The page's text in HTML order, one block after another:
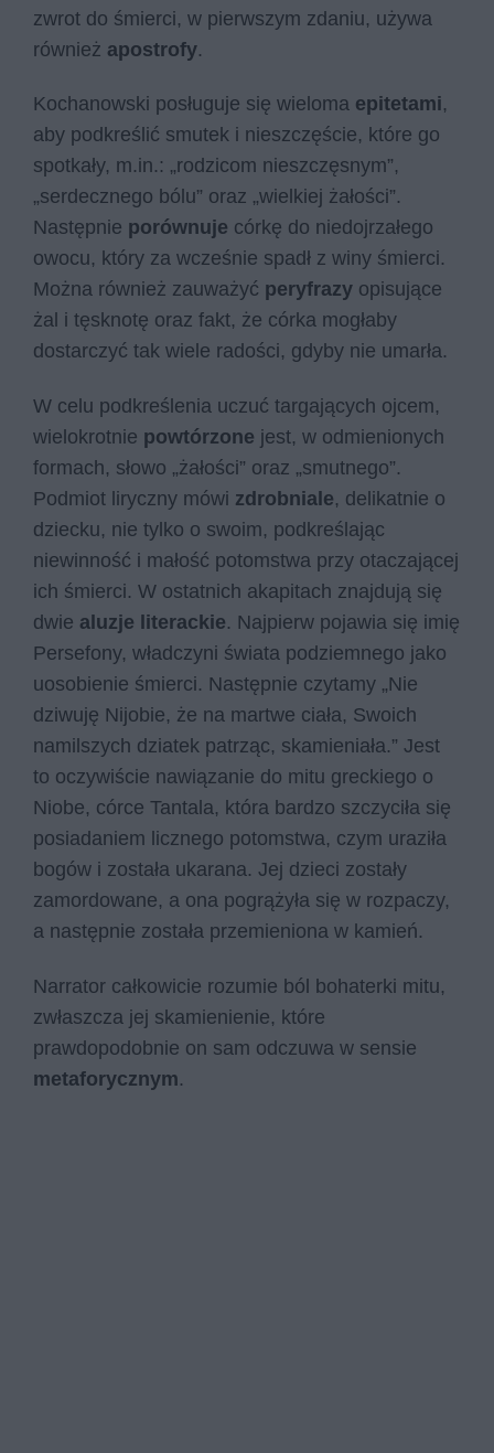
zwrot do śmierci, w pierwszym zdaniu, używa
również apostrofy.
Kochanowski posługuje się wieloma epitetami,
aby podkreślić smutek i nieszczęście, które go
spotkały, m.in.: „rodzicom nieszczęsnym”,
„serdecznego bólu” oraz „wielkiej żałości”.
Następnie porównuje córkę do niedojrzałego
owocu, który za wcześnie spadł z winy śmierci.
Można również zauważyć peryfrazy opisujące
żal i tęsknotę oraz fakt, że córka mogłaby
dostarczyć tak wiele radości, gdyby nie umarła.
W celu podkreślenia uczuć targających ojcem,
wielokrotnie powtórzone jest, w odmienionych
formach, słowo „żałości” oraz „smutnego”.
Podmiot liryczny mówi zdrobniale, delikatnie o
dziecku, nie tylko o swoim, podkreślając
niewinność i małość potomstwa przy otaczającej
ich śmierci. W ostatnich akapitach znajdują się
dwie aluzje literackie. Najpierw pojawia się imię
Persefony, władczyni świata podziemnego jako
uosobienie śmierci. Następnie czytamy „Nie
dziwuję Nijobie, że na martwe ciała, Swoich
namilszych dziatek patrząc, skamieniała.” Jest
to oczywiście nawiązanie do mitu greckiego o
Niobe, córce Tantala, która bardzo szczyciła się
posiadaniem licznego potomstwa, czym uraziła
bogów i została ukarana. Jej dzieci zostały
zamordowane, a ona pogrążyła się w rozpaczy,
a następnie została przemieniona w kamień.
Narrator całkowicie rozumie ból bohaterki mitu,
zwłaszcza jej skamienienie, które
prawdopodobnie on sam odczuwa w sensie
metaforycznym.